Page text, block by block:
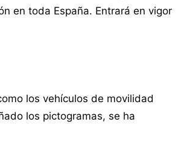
en toda España. Entrará en vigor
los vehículos de movilidad
los pictogramas, se ha